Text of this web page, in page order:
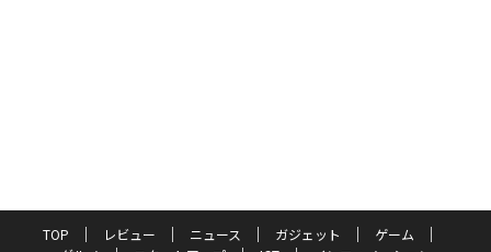
TOP レビュー ニュース ガジェット
ゲーム